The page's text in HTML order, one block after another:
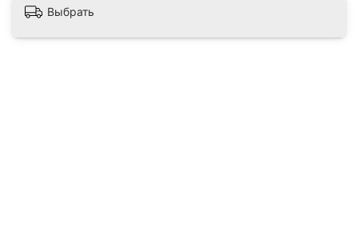
Выбрать